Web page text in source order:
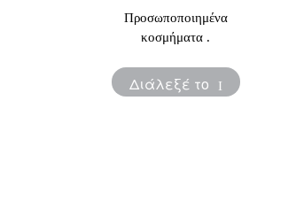
Προσωποποιημένα
κοσμήματα .
Διάλεξέ το